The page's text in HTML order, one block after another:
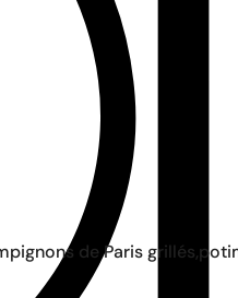
de Paris